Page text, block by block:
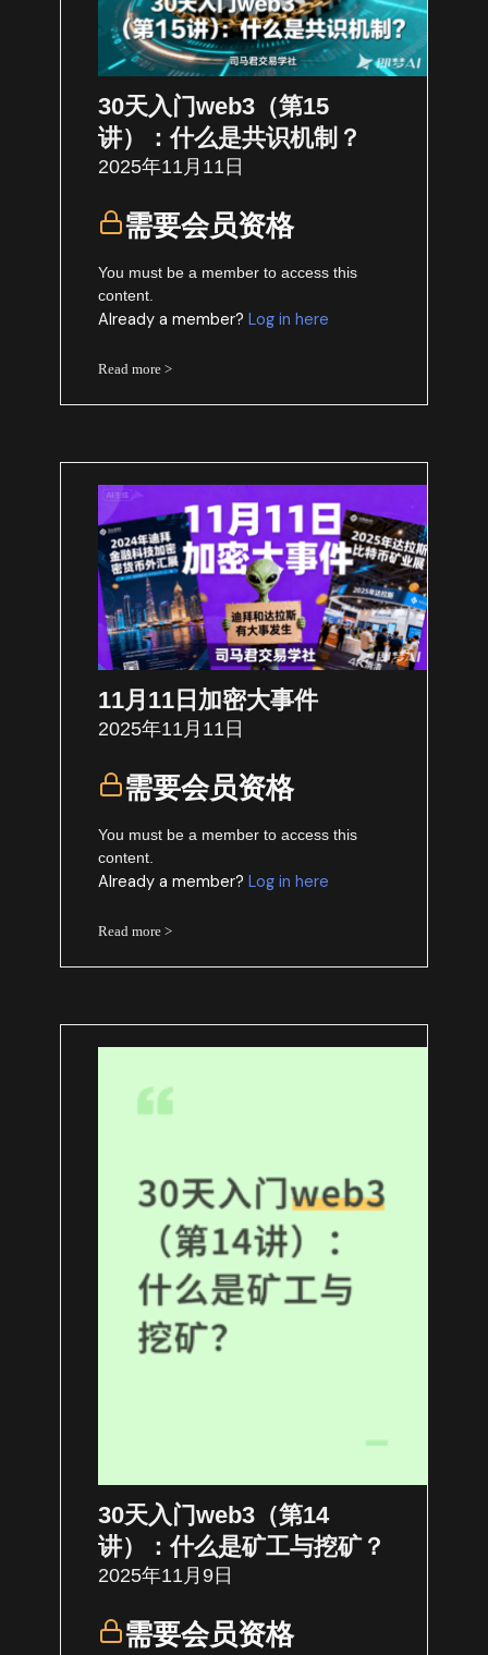
30天入门web3（第15
讲）：什么是共识机制？
2025年11月11日
需要会员资格
You must be a member to access this
content.
Already a member?Log in here
Read more >
11月11日加密大事件
2025年11月11日
需要会员资格
You must be a member to access this
content.
Already a member?Log in here
Read more >
30天入门web3（第14
讲）：什么是矿工与挖矿？
2025年11月9日
需要会员资格